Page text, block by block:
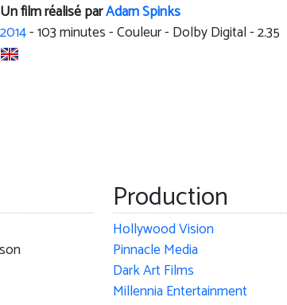
Un film réalisé parAdam Spinks
2014-103minutes - Couleur - Dolby Digital - 2.35
Production
Hollywood Vision
Pinnacle Media
Dark Art Films
Millennia Entertainment